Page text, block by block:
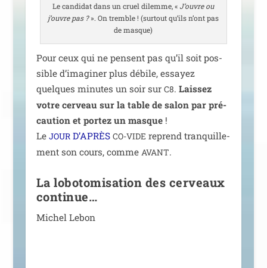
Le can­di­dat dans un cruel dilemme, « J’ouvre ou
j’ouvre pas ?». On tremble ! (sur­tout qu’ils n’ont pas
de masque)
Pour ceux qui ne pensent pas qu’il soit pos­
sible d’i­ma­gi­ner plus débile, essayez
quelques minutes un soir sur C8. Laissez
votre cer­veau sur la table de salon par pré­
cau­tion et por­tez un masque!
Le JOURD’APRÈS CO-VIDE reprend tran­quille­
ment son cours, comme AVANT.
La lobotomisation des cerveaux
continue…
Michel Lebon